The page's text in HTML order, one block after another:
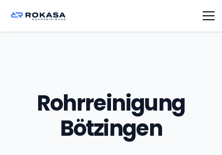
Rohrreinigung
Bötzingen